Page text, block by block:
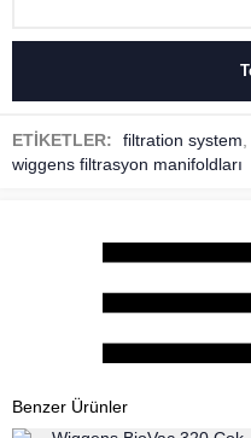
ETİKETLER: filtration system,
wiggens filtrasyon manifoldları
Benzer Ürünler